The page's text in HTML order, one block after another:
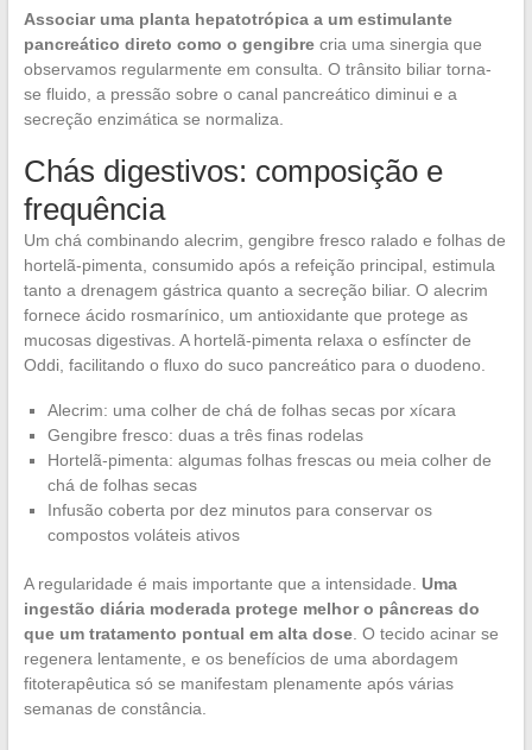
Associar uma planta hepatotrópica a um estimulante
pancreático direto como o gengibrecria uma sinergia que
observamos regularmente em consulta. O trânsito biliar torna-
se fluido, a pressão sobre o canal pancreático diminui e a
secreção enzimática se normaliza.
Chás digestivos: composição e
frequência
Um chá combinando alecrim, gengibre fresco ralado e folhas de
hortelã-pimenta, consumido após a refeição principal, estimula
tanto a drenagem gástrica quanto a secreção biliar. O alecrim
fornece ácido rosmarínico, um antioxidante que protege as
mucosas digestivas. A hortelã-pimenta relaxa o esfíncter de
Oddi, facilitando o fluxo do suco pancreático para o duodeno.
Alecrim: uma colher de chá de folhas secas por xícara
Gengibre fresco: duas a três finas rodelas
Hortelã-pimenta: algumas folhas frescas ou meia colher de
chá de folhas secas
Infusão coberta por dez minutos para conservar os
compostos voláteis ativos
A regularidade é mais importante que a intensidade. Uma
ingestão diária moderada protege melhor o pâncreas do
que um tratamento pontual em alta dose. O tecido acinar se
regenera lentamente, e os benefícios de uma abordagem
fitoterapêutica só se manifestam plenamente após várias
semanas de constância.